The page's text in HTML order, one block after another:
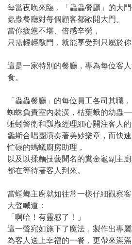
每當夜晚來臨，「蟲蟲餐廳」的大門
蟲蟲餐廳對每個顧客都敞開大門。
當你疲憊不堪、倍感辛勞，
只需輕輕敲門，就能享受到只屬於你
這是一家特別的餐廳，專為每位客
食。
「蟲蟲餐廳」的每位員工各司其職，
蜘蛛負責室內裝潢，枯葉蛾的幼蟲
蚯蚓警衛和瓢蟲經理細心關注客人的
螽斯合唱團演奏著美妙樂章，而快
忙碌的螞蟻廚房助理，
以及以揉麵技藝聞名的糞金龜副主廚
都在等待著客人到來。
當螳螂主廚就如往常一樣仔細觀察
大聲喊道：
「啊哈！有靈感了！」
這一聲宛如施下了魔法，製作出專屬
為客人送上幸福的一餐，更帶來滿滿